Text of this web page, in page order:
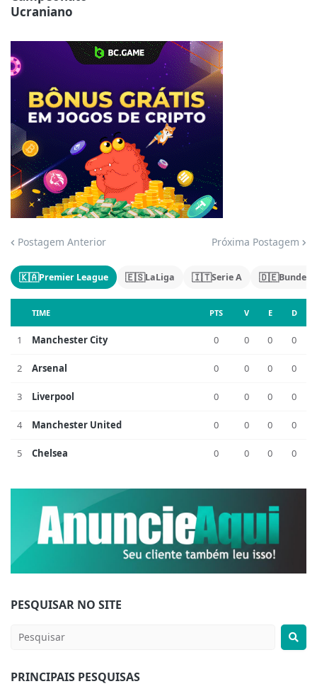
Ucraniano
Jogue com responsabilidade. 18+
Postagem Anterior Próxima Postagem
🇰🇦Premier League 🇪🇸LaLiga 🇮🇹Serie A 🇩🇪
TIME PTS V E D
1 Manchester City 0 0 0 0
2 Arsenal 0 0 0 0
3 Liverpool 0 0 0 0
4 Manchester United 0 0 0 0
5 Chelsea 0 0 0 0
PESQUISAR NO SITE
PRINCIPAIS PESQUISAS